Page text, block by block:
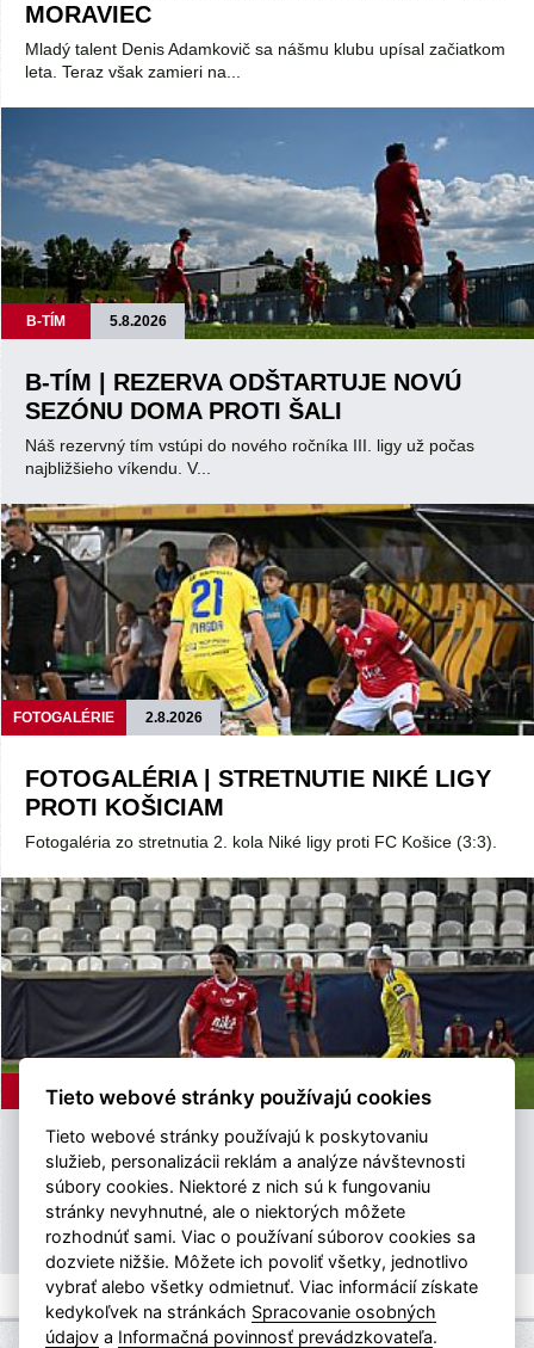
MORAVIEC
Mladý talent Denis Adamkovič sa nášmu klubu upísal začiatkom
leta. Teraz však zamieri na...
B-TÍM 5.8.2026
B-TÍM | REZERVA ODŠTARTUJE NOVÚ
SEZÓNU DOMA PROTI ŠALI
Náš rezervný tím vstúpi do nového ročníka III. ligy už počas
najbližšieho víkendu. V...
FOTOGALÉRIE 2.8.2026
FOTOGALÉRIA | STRETNUTIE NIKÉ LIGY
PROTI KOŠICIAM
Fotogaléria zo stretnutia 2. kola Niké ligy proti FC Košice (3:3).
ASTV 2.8.2026
ASTV | ZOSTRIH ZO ZÁPASU 2. KOLA
NIKÉ LIGY PROTI FC KOŠICE
ASTV vám prináša zostrih zo zápasu 2. kola Niké ligy proti FC
Košice (3:3).
Tieto webové stránky používajú cookies
Tieto webové stránky používajú k poskytovaniu
služieb, personalizácii reklám a analýze návštevnosti
súbory cookies. Niektoré z nich sú k fungovaniu
stránky nevyhnutné, ale o niektorých môžete
rozhodnúť sami. Viac o používaní súborov cookies sa
dozviete nižšie. Môžete ich povoliť všetky, jednotlivo
vybrať alebo všetky odmietnuť. Viac informácií získate
kedykoľvek na stránkách Spracovanie osobných
údajov a Informačná povinnosť prevádzkovateľa.